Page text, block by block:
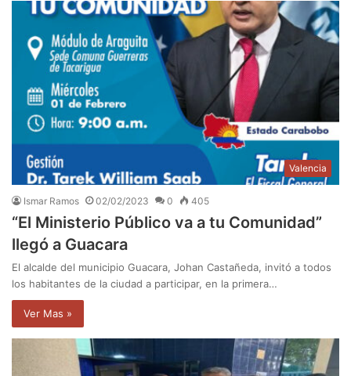
Valencia
Ismar Ramos 02/02/2023 0 405
“El Ministerio Público va a tu Comunidad”
llegó a Guacara
El alcalde del municipio Guacara, Johan Castañeda, invitó a todos
los habitantes de la ciudad a participar, en la primera…
Ver Mas »